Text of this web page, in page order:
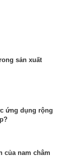
sản xuất
ứng dụng rộng
của nam châm